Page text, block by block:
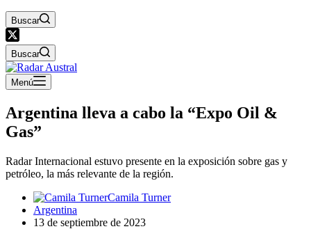
Buscar
Buscar
Menú
Argentina lleva a cabo la “Expo Oil &
Gas”
Radar Internacional estuvo presente en la exposición sobre gas y
petróleo, la más relevante de la región.
Camila Turner
Argentina
13 de septiembre de 2023